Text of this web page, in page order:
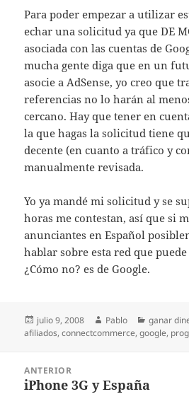
Para poder empezar a utilizar
echar una solicitud ya que DE
asociada con las cuentas de
mucha gente diga que en un
asocie a AdSense, yo creo que
referencias no lo harán al
cercano. Hay que tener en
la que hagas la solicitud tiene
decente (en cuanto a tráfico y
manualmente revisada.
Yo ya mandé mi solicitud y se
horas me contestan, así que si
anunciantes en Español
hablar sobre esta red que
¿Cómo no? es de Google.
Publicado
el
julio 9, 2008 Autor
Pablo ganar
afiliados,connectcommerce,google,
entradas
ANTERIOR
Entrada
iPhone 3G y España